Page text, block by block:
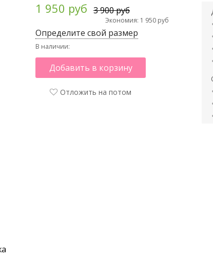
1 950 руб 3 900 руб
Экономия: 1 950 руб
Определите свой размер
В наличии:
Добавить в корзину
Отложить на потом